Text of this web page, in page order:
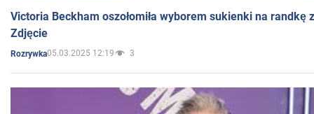
Victoria Beckham oszołomiła wyborem sukienki na randkę
Zdjęcie
Rozrywka05.03.2025 12:19 3